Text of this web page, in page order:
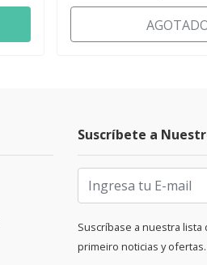
Suscríbete a
Suscríbase a nuestra lista
primeiro noticias y ofertas.